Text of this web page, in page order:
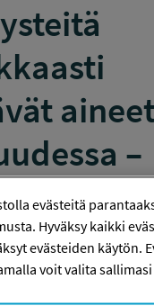
–
ja
evästeitä
Hyväksy kaikki
evästeiden käytön.
voit valita